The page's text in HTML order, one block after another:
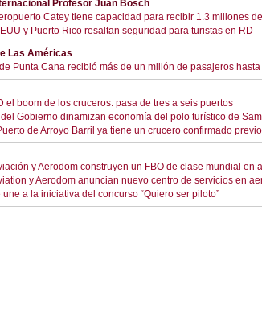
Profesor Juan Bosch
Catey tiene capacidad para recibir 1.3 millones
y Puerto Rico resaltan seguridad para turistas en RD
Las Américas
Punta Cana recibió más de un millón de pasajeros hasta
el boom de los cruceros: pasa de tres a seis puertos
del Gobierno dinamizan economía del polo turístico de
de Arroyo Barril ya tiene un crucero confirmado
y Aerodom construyen un FBO de clase mundial en
y Aerodom anuncian nuevo centro de servicios en
a la iniciativa del concurso “Quiero ser piloto”